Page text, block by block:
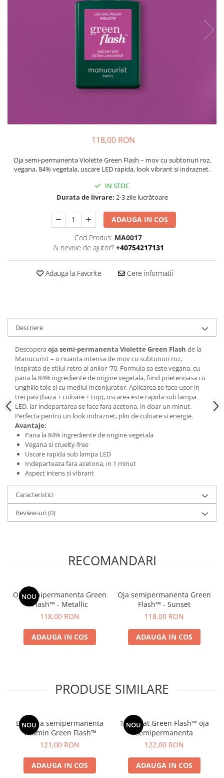
Produse pentru casa
118,00 RON
Oja semi-permanenta Violette Green Flash – mov cu subtonuri roz,
vegana, 84% vegetala, uscare LED rapida, look vibrant si indraznet.
IN STOC
Durata de livrare: 2-3 zile lucrătoare
ADAUGA IN COS
Cod Produs: MA0017
Ai nevoie de ajutor? +40754217131
Adauga la Favorite Cere informatii
Descriere
Descoperaoja semi-permanenta Violette Green Flash de la
Manucurist – o nuanta intensa de mov cu subtonuri roz,
inspirata de stilul retro al anilor '70. Formula sa este vegana, cu
pana la 84% ingrediente de origine vegetala, fiind prietenoasa cu
unghiile tale si cu mediul inconjurator. Aplicarea se face usor in
trei pasi (baza + culoare + top), uscarea este rapida sub lampa
LED, iar indepartarea se face fara acetona, in doar un minut.
Perfecta pentru un look indraznet, plin de culoare si energie.
Avantaje:
Pana la 84% ingrediente de origine vegetala
Vegana si cruelty-free
Uscare rapida sub lampa LED
Indeparteaza fara acetona, in 1 minut
Aspect intens si vibrant
Caracteristici
Review-uri(0)
RECOMANDARI
NOU
Oja semipermanenta Green
Flash™ - Metallic
118,00 RON
ADAUGA IN COS
Oja semipermanenta Green
Flash™ - Sunset
118,00 RON
ADAUGA IN COS
PRODUSE SIMILARE
NOU
Baza oja semipermanenta
Vitamin Green Flash™
121,00 RON
ADAUGA IN COS
NOU
Top Coat Green Flash™ oja
semipermanenta
122,00 RON
ADAUGA IN COS